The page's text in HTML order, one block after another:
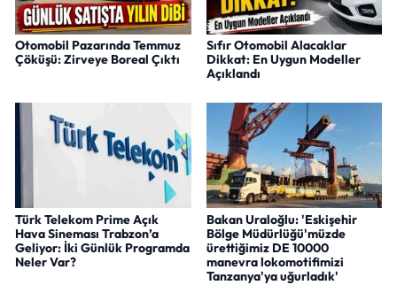
Otomobil Pazarında Temmuz
Çöküşü: Zirveye Boreal Çıktı
Sıfır Otomobil Alacaklar
Dikkat: En Uygun Modeller
Açıklandı
Türk Telekom Prime Açık
Hava Sineması Trabzon’a
Geliyor: İki Günlük Programda
Neler Var?
Bakan Uraloğlu: 'Eskişehir
Bölge Müdürlüğü'müzde
ürettiğimiz DE 10000
manevra lokomotifimizi
Tanzanya'ya uğurladık'